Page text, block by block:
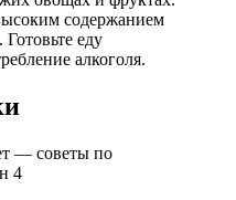
содержанием
еду
алкоголя.